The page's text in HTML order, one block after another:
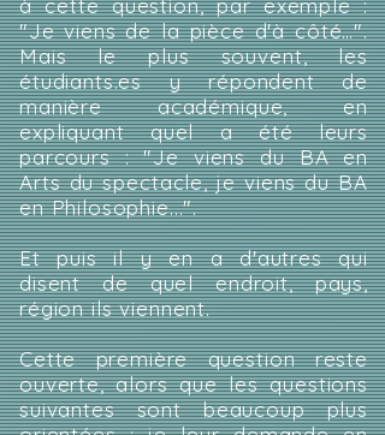
à cette question, par exemple :
"Je viens de la pièce d'à côté…".
Mais le plus souvent, les
étudiants.es y répondent de
manière académique, en
expliquant quel a été leurs
parcours : "Je viens du BA en
Arts du spectacle, je viens du BA
en Philosophie...".
Et puis il y en a d'autres qui
disent de quel endroit, pays,
région ils viennent.
Cette première question reste
ouverte, alors que les questions
suivantes sont beaucoup plus